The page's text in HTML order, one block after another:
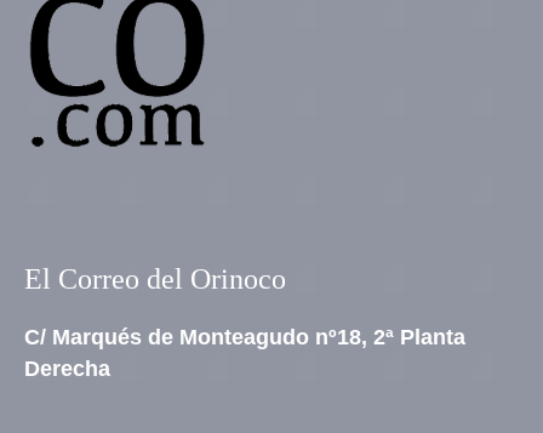
El Correo del Orinoco
C/ Marqués de Monteagudo nº18, 2ª Planta
Derecha